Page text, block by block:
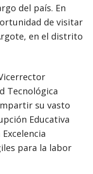
del país. En
de visitar
en el distrito
Tecnológica
su vasto
Educativa
para la labor